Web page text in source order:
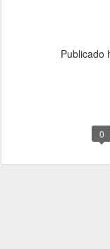
Publicado
0